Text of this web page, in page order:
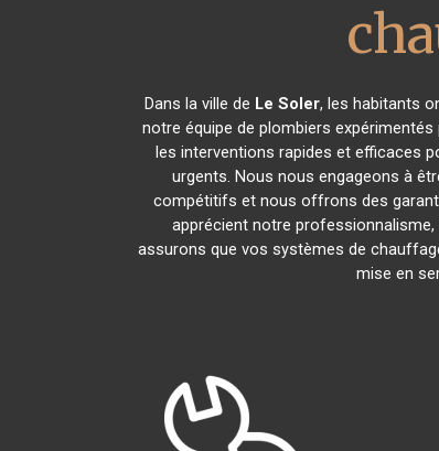
Dans la ville de Le Soler, les habitants
notre équipe de plombiers
les interventions rapides et efficaces
urgents. Nous nous engageons à
compétitifs et nous offrons des
apprécient notre
assurons que vos systèmes de
mise en